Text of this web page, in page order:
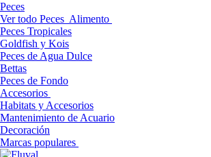
Peces
Ver todo Peces Alimento
Peces Tropicales
Goldfish y Kois
Peces de Agua Dulce
Bettas
Peces de Fondo
Accesorios
Habitats y Accesorios
Mantenimiento de Acuario
Decoración
Marcas populares